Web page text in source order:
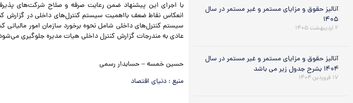
آنالیز حقوق و مزایای مستمر و غیر مستمر در سال
۱۴۰۵
۲ اردیبهشت ۱۴۰۵
آنالیز حقوق و مزایای مستمر و غیر مستمر در سال
۱۴۰۴ بشرح جدول زیر می باشد
۱۷ فروردین ۱۴۰۴
با اجرای این پیشنهاد ضمن رعایت صرفه و صلاح شرکت‌های
انعکاس نقاط ضعف بااهمیت سیستم کنترل‌های داخلی در گزارش
سیستم کنترل‌های داخلی شامل نحوه برخورد سازمان امور
عادی به مندرجات گزارش کنترل داخلی هیات مدیره جلوگیری
حسین خمسه – حسابدار رسمی
منبع : دنیای اقتصاد